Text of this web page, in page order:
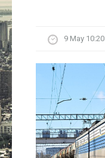
9 May 10:20